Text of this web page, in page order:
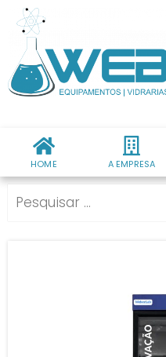
HOME A EMPRESA